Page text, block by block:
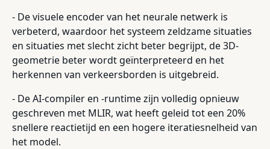
- De visuele encoder van het neurale netwerk is
verbeterd, waardoor het systeem zeldzame situaties
en situaties met slecht zicht beter begrijpt, de 3D-
geometrie beter wordt geïnterpreteerd en het
herkennen van verkeersborden is uitgebreid.
- De AI-compiler en -runtime zijn volledig opnieuw
geschreven met MLIR, wat heeft geleid tot een 20%
snellere reactietijd en een hogere iteratiesnelheid van
het model.